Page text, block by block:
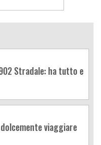
Stradale: ha tutto e
viaggiare